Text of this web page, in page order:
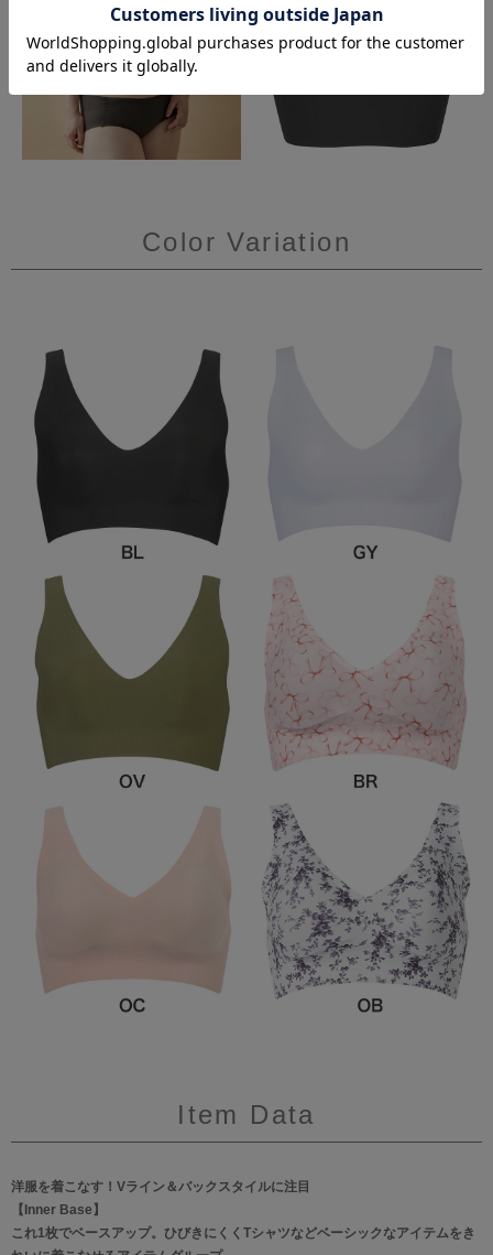
Color Variation
Item Data
洋服を着こなす！Vライン＆バックスタイルに注目
【Inner Base】
これ1枚でベースアップ。ひびきにくくTシャツなどベーシックなアイテムをき